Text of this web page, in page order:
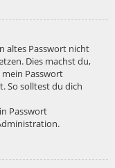
altes Passwort nicht
Dies machst du,
Passwort
So solltest du dich
Passwort